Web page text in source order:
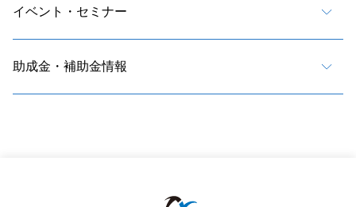
イベント・セミナー
助成金・補助金情報